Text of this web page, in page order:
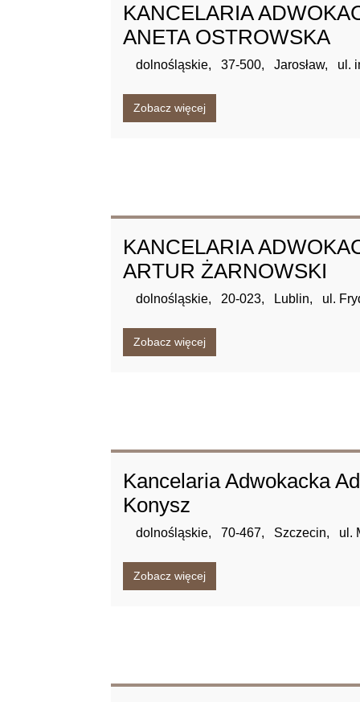
KANCELARIA
ANETA OSTROWSKA
dolnośląskie, 37-500, Jarosław, ul.
Zobacz więcej
KANCELARIA
ARTUR ŻARNOWSKI
dolnośląskie, 20-023, Lublin, ul.
Zobacz więcej
Kancelaria Adwokacka
Konysz
dolnośląskie, 70-467, Szczecin, ul.
Zobacz więcej